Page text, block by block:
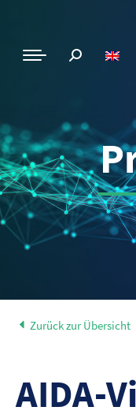
Zurück zur Übersicht
AIDA-